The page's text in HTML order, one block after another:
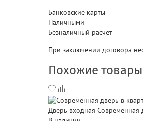
Банковские карты
Наличными
Безналичный расчет
При заключении договора
Похожие товары
Дверь входная Современная